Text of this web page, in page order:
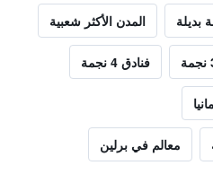
بديلة المدن الأكثر شعبية
فنادق 4 نجمة
معالم في برلين